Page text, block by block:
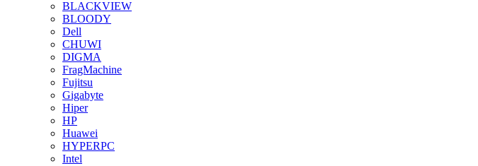
BLACKVIEW
BLOODY
Dell
CHUWI
DIGMA
FragMachine
Fujitsu
Gigabyte
Hiper
HP
Huawei
HYPERPC
Intel